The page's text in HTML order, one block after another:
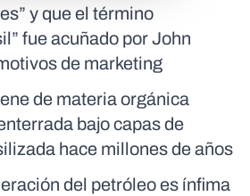
y que el término
fue acuñado por John
de marketing
de materia orgánica
bajo capas de
hace millones de años
del petróleo es ínfima